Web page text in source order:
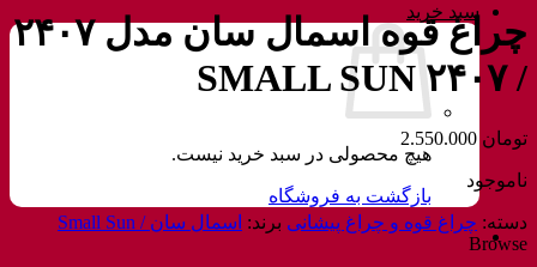
سبد خرید
هیچ محصولی در سبد خرید نیست.
بازگشت به فروشگاه
چراغ قوه اسمال سان مدل ۲۴۰۷
/ SMALL SUN ۲۴۰۷
تومان
ناموجود
دسته: چراغ قوه و چراغ پیشانی برند: اسمال سان / Small Sun
Browse